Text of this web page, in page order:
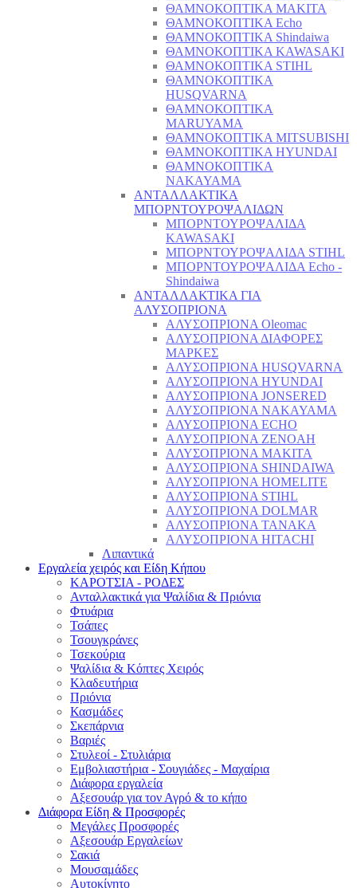
ΘΑΜΝΟΚΟΠΤΙΚΑ MAKITA
ΘΑΜΝΟΚΟΠΤΙΚΑ Echo
ΘΑΜΝΟΚΟΠΤΙΚΑ Shindaiwa
ΘΑΜΝΟΚΟΠΤΙΚΑ KAWASAKI
ΘΑΜΝΟΚΟΠΤΙΚΑ STIHL
ΘΑΜΝΟΚΟΠΤΙΚΑ
HUSQVARNA
ΘΑΜΝΟΚΟΠΤΙΚΑ
MARUYAMA
ΘΑΜΝΟΚΟΠΤΙΚΑ MITSUBISHI
ΘΑΜΝΟΚΟΠΤΙΚΑ HYUNDAI
ΘΑΜΝΟΚΟΠΤΙΚΑ
NAKAYAMA
ΑΝΤΑΛΛΑΚΤΙΚΑ
ΜΠΟΡΝΤΟΥΡΟΨΑΛΙΔΩΝ
ΜΠΟΡΝΤΟΥΡΟΨΑΛΙΔΑ
KAWASAKI
ΜΠΟΡΝΤΟΥΡΟΨΑΛΙΔΑ STIHL
ΜΠΟΡΝΤΟΥΡΟΨΑΛΙΔΑ Echo -
Shindaiwa
ΑΝΤΑΛΛΑΚΤΙΚΑ ΓΙΑ
ΑΛΥΣΟΠΡΙΟΝΑ
ΑΛΥΣΟΠΡΙΟΝΑ Oleomac
ΑΛΥΣΟΠΡΙΟΝΑ ΔΙΑΦΟΡΕΣ
ΜΑΡΚΕΣ
ΑΛΥΣΟΠΡΙΟΝΑ HUSQVARNA
ΑΛΥΣΟΠΡΙΟΝΑ HYUNDAI
ΑΛΥΣΟΠΡΙΟΝΑ JONSERED
ΑΛΥΣΟΠΡΙΟΝΑ NAKAYAMA
ΑΛΥΣΟΠΡΙΟΝΑ ECHO
ΑΛΥΣΟΠΡΙΟΝΑ ZENOAH
ΑΛΥΣΟΠΡΙΟΝΑ MAKITA
ΑΛΥΣΟΠΡΙΟΝΑ SHINDAIWA
ΑΛΥΣΟΠΡΙΟΝΑ HOMELITE
ΑΛΥΣΟΠΡΙΟΝΑ STIHL
ΑΛΥΣΟΠΡΙΟΝΑ DOLMAR
ΑΛΥΣΟΠΡΙΟΝΑ TANAKA
ΑΛΥΣΟΠΡΙΟΝΑ HITACHI
Λιπαντικά
Εργαλεία χειρός και Είδη Κήπου
ΚΑΡΟΤΣΙΑ - ΡΟΔΕΣ
Ανταλλακτικά για Ψαλίδια & Πριόνια
Φτυάρια
Τσάπες
Τσουγκράνες
Τσεκούρια
Ψαλίδια & Κόπτες Χειρός
Κλαδευτήρια
Πριόνια
Κασμάδες
Σκεπάρνια
Βαριές
Στυλεοί - Στυλιάρια
Εμβολιαστήρια - Σουγιάδες - Μαχαίρια
Διάφορα εργαλεία
Αξεσουάρ για τον Αγρό & το κήπο
Διάφορα Είδη & Προσφορές
Μεγάλες Προσφορές
Αξεσουάρ Εργαλείων
Σακιά
Μουσαμάδες
Αυτοκίνητο